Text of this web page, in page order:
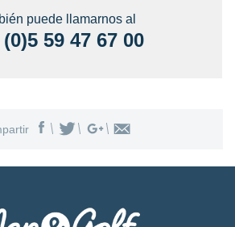
puede llamarnos al
59 47 67 00